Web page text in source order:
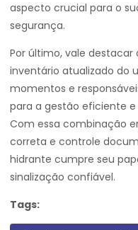
aspecto crucial para o
segurança.
Por último, vale
inventário atualizado do
momentos e
para a gestão eficiente
Com essa combinação
correta e controle
hidrante cumpre seu
sinalização confiável.
Tags: